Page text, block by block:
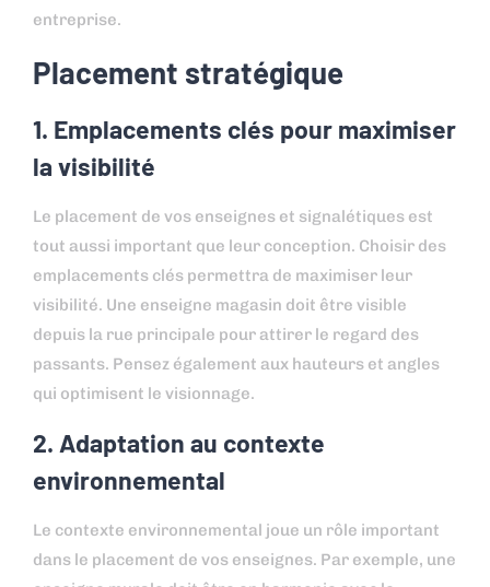
entreprise.
Placement stratégique
1. Emplacements clés pour maximiser
la visibilité
Le placement de vos enseignes et signalétiques est
tout aussi important que leur conception. Choisir des
emplacements clés permettra de maximiser leur
visibilité. Une enseigne magasin doit être visible
depuis la rue principale pour attirer le regard des
passants. Pensez également aux hauteurs et angles
qui optimisent le visionnage.
2. Adaptation au contexte
environnemental
Le contexte environnemental joue un rôle important
dans le placement de vos enseignes. Par exemple, une